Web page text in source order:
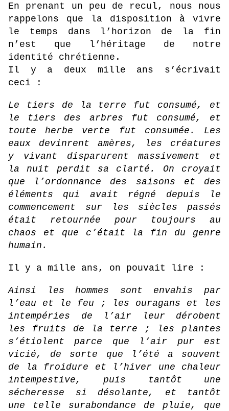
En prenant un peu de recul, nous nous
rappelons que la disposition à vivre
le temps dans l’horizon de la fin
n’est que l’héritage de notre
identité chrétienne.
Il y a deux mille ans s’écrivait
ceci :
Le tiers de la terre fut consumé, et
le tiers des arbres fut consumé, et
toute herbe verte fut consumée. Les
eaux devinrent amères, les créatures
y vivant disparurent massivement et
la nuit perdit sa clarté. On croyait
que l’ordonnance des saisons et des
éléments qui avait régné depuis le
commencement sur les siècles passés
était retournée pour toujours au
chaos et que c’était la fin du genre
humain.
Il y a mille ans, on pouvait lire :
Ainsi les hommes sont envahis par
l’eau et le feu ; les ouragans et les
intempéries de l’air leur dérobent
les fruits de la terre ; les plantes
s’étiolent parce que l’air pur est
vicié, de sorte que l’été a souvent
de la froidure et l’hiver une chaleur
intempestive, puis tantôt une
sécheresse si désolante, et tantôt
une telle surabondance de pluie, que